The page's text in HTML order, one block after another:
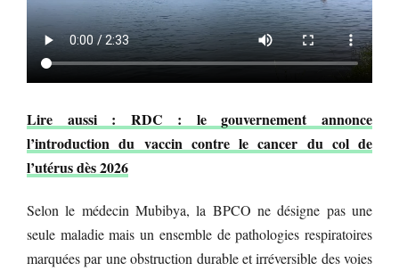
Lire aussi : RDC : le gouvernement annonce
l’introduction du vaccin contre le cancer du col de
l’utérus dès 2026
Selon le médecin Mubibya, la BPCO ne désigne pas une
seule maladie mais un ensemble de pathologies respiratoires
marquées par une obstruction durable et irréversible des voies